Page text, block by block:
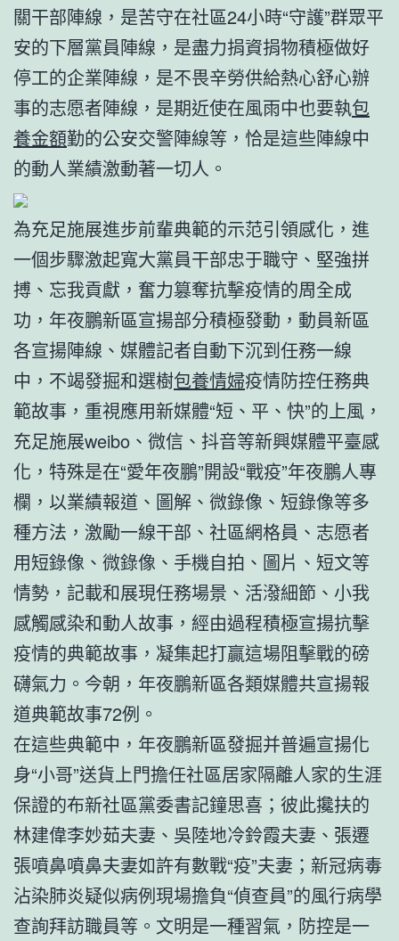
關干部陣線，是苦守在社區24小時“守護”群眾平
安的下層黨員陣線，是盡力捐資捐物積極做好
停工的企業陣線，是不畏辛勞供給熱心舒心辦
事的志愿者陣線，是期近使在風雨中也要執包
養金額勤的公安交警陣線等，恰是這些陣線中
的動人業績激動著一切人。
為充足施展進步前輩典範的示范引領感化，進
一個步驟激起寬大黨員干部忠于職守、堅強拼
搏、忘我貢獻，奮力篡奪抗擊疫情的周全成
功，年夜鵬新區宣揚部分積極發動，動員新區
各宣揚陣線、媒體記者自動下沉到任務一線
中，不竭發掘和選樹包養情婦疫情防控任務典
範故事，重視應用新媒體“短、平、快”的上風，
充足施展weibo、微信、抖音等新興媒體平臺感
化，特殊是在“愛年夜鵬”開設“戰疫”年夜鵬人專
欄，以業績報道、圖解、微錄像、短錄像等多
種方法，激勵一線干部、社區網格員、志愿者
用短錄像、微錄像、手機自拍、圖片、短文等
情勢，記載和展現任務場景、活潑細節、小我
感觸感染和動人故事，經由過程積極宣揚抗擊
疫情的典範故事，凝集起打贏這場阻擊戰的磅
礴氣力。今朝，年夜鵬新區各類媒體共宣揚報
道典範故事72例。
在這些典範中，年夜鵬新區發掘并普遍宣揚化
身“小哥”送貨上門擔任社區居家隔離人家的生涯
保證的布新社區黨委書記鐘思喜；彼此攙扶的
林建偉李妙茹夫妻、吳陸地冷鈴霞夫妻、張遷
張噴鼻噴鼻夫妻如許有數戰“疫”夫妻；新冠病毒
沾染肺炎疑似病例現場擔負“偵查員”的風行病學
查詢拜訪職員等。文明是一種習氣，防控是一